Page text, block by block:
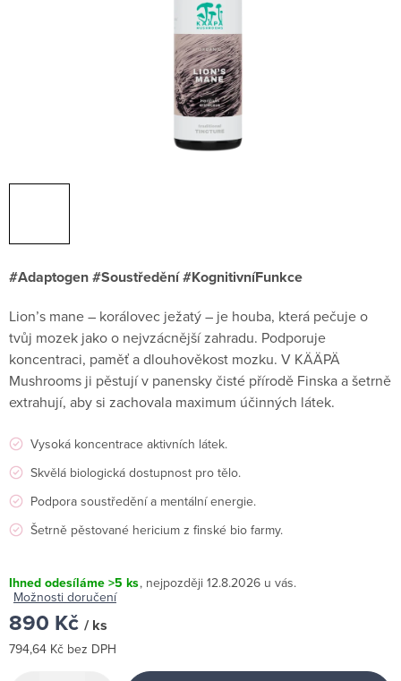
#Adaptogen #Soustředění #KognitivníFunkce
Lion’s mane – korálovec ježatý – je houba, která pečuje o
tvůj mozek jako o nejvzácnější zahradu. Podporuje
koncentraci, paměť a dlouhověkost mozku. V KÄÄPÄ
Mushrooms ji pěstují v panensky čisté přírodě Finska a šetrně
extrahují, aby si zachovala maximum účinných látek.
Vysoká koncentrace aktivních látek.
Skvělá biologická dostupnost pro tělo.
Podpora soustředění a mentální energie.
Šetrně pěstované hericium z finské bio farmy.
Ihned odesíláme>5 ks
12.8.2026
Možnosti doručení
890 Kč / ks
794,64 Kč bez DPH